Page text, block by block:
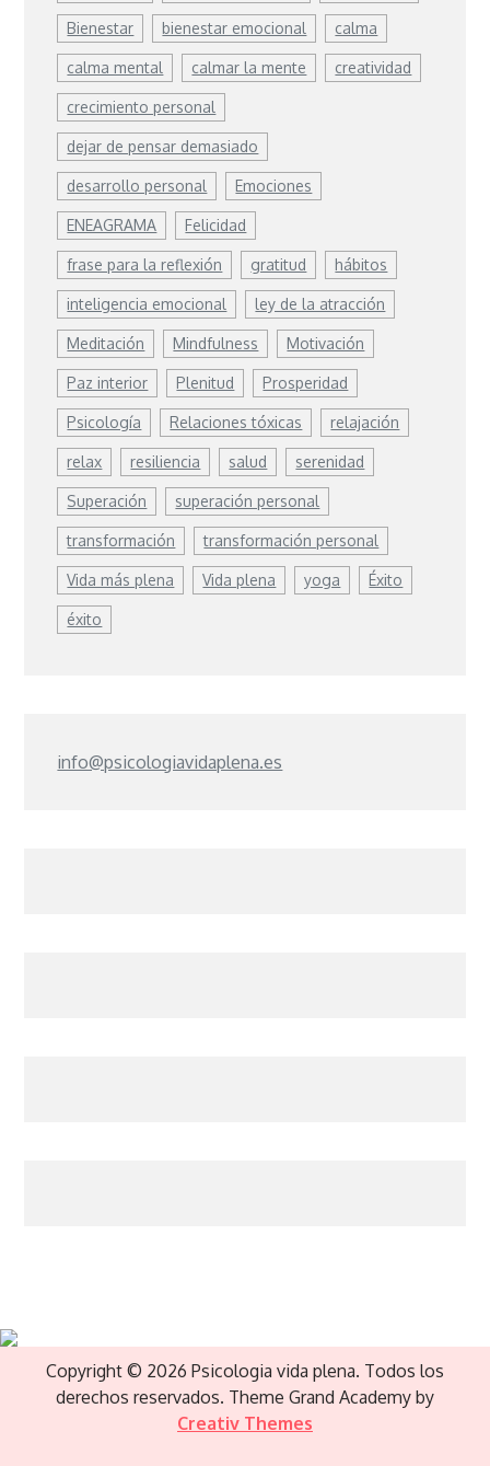
Bienestar bienestar emocional calma
calma mental calmar la mente creatividad
crecimiento personal
dejar de pensar demasiado
desarrollo personal Emociones
ENEAGRAMA Felicidad
frase para la reflexión gratitud hábitos
inteligencia emocional ley de la atracción
Meditación Mindfulness Motivación
Paz interior Plenitud Prosperidad
Psicología Relaciones tóxicas relajación
relax resiliencia salud serenidad
Superación superación personal
transformación transformación personal
Vida más plena Vida plena yoga Éxito
éxito
info@psicologiavidaplena.es
Copyright © 2026 Psicologia vida plena. Todos los
derechos reservados. Theme Grand Academy by
Creativ Themes